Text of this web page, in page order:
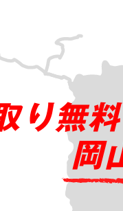
り無
岡